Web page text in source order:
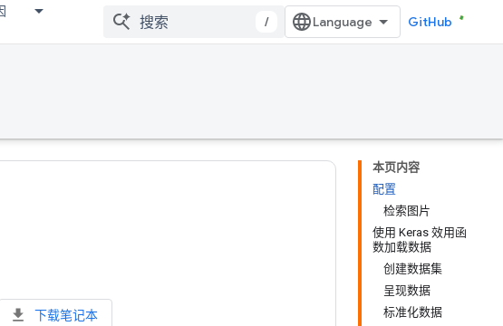
/ GitHub
本页内容
配置
检索图片
使用 Keras 效用函
数加载数据
创建数据集
呈现数据
标准化数据
下载笔记本